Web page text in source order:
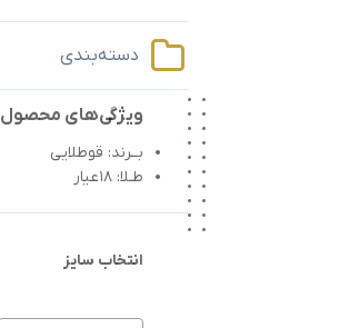
دسته‌بندی
ویژگی‌های محصول
بــرند: قوطلایی
طـلا: 18عیار
انتخاب سایز